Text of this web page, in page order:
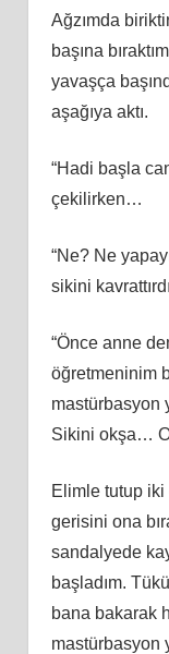
Ağzımda
başına
yavaşça
aşağıya aktı.
“Hadi başla
çekilirken…
“Ne? Ne
sikini
“Önce anne
öğretmeninim
mastürbasyon
Sikini okşa…
Elimle tutup iki
gerisini ona
sandalyede
başladım.
bana bakarak
mastürbasyon